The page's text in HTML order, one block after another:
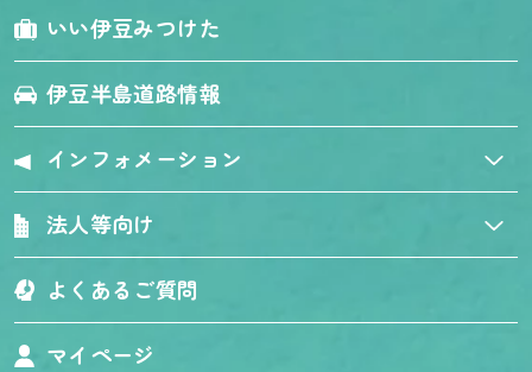
いい伊豆みつけた
伊豆半島道路情報
インフォメーション
法人等向け
よくあるご質問
マイページ